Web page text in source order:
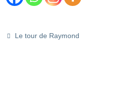
Le tour de Raymond